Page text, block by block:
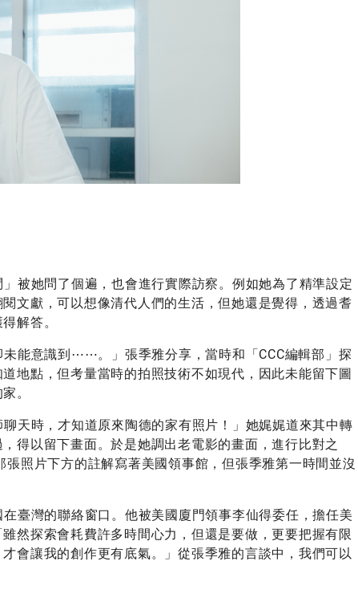
被她問了個遍，也會進行實際訪察。例如她為了精準設定
文獻，可以想像清代人們的生活，但她還是覺得，透過耆
解答。
未能意識到⋯⋯。」張季雅分享，當時和「CCC編輯部」探
地點，但考量當時的拍照技術不如現代，因此未能留下圖
。
天時，才知道原來陶德的家有照片！」她娓娓道來其中轉
得以留下畫面。於是她調出老電影的畫面，進行比對之
照片下方的註解寫著美國領事館，但張季雅第一時間並沒
臺灣的聯絡窗口。他被美國廈門領事李仙得委任，擔任美
然探索會耗費許多時間心力，但還是要做，更要把握有限
會讓我的創作更有底氣。」從張季雅的言談中，我們可以